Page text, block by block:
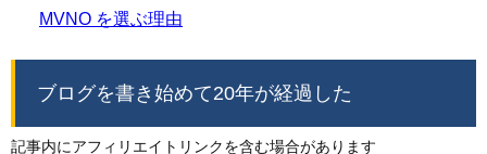
MVNO を選ぶ理由
ブログを書き始めて20年が経過した
記事内にアフィリエイトリンクを含む場合があります